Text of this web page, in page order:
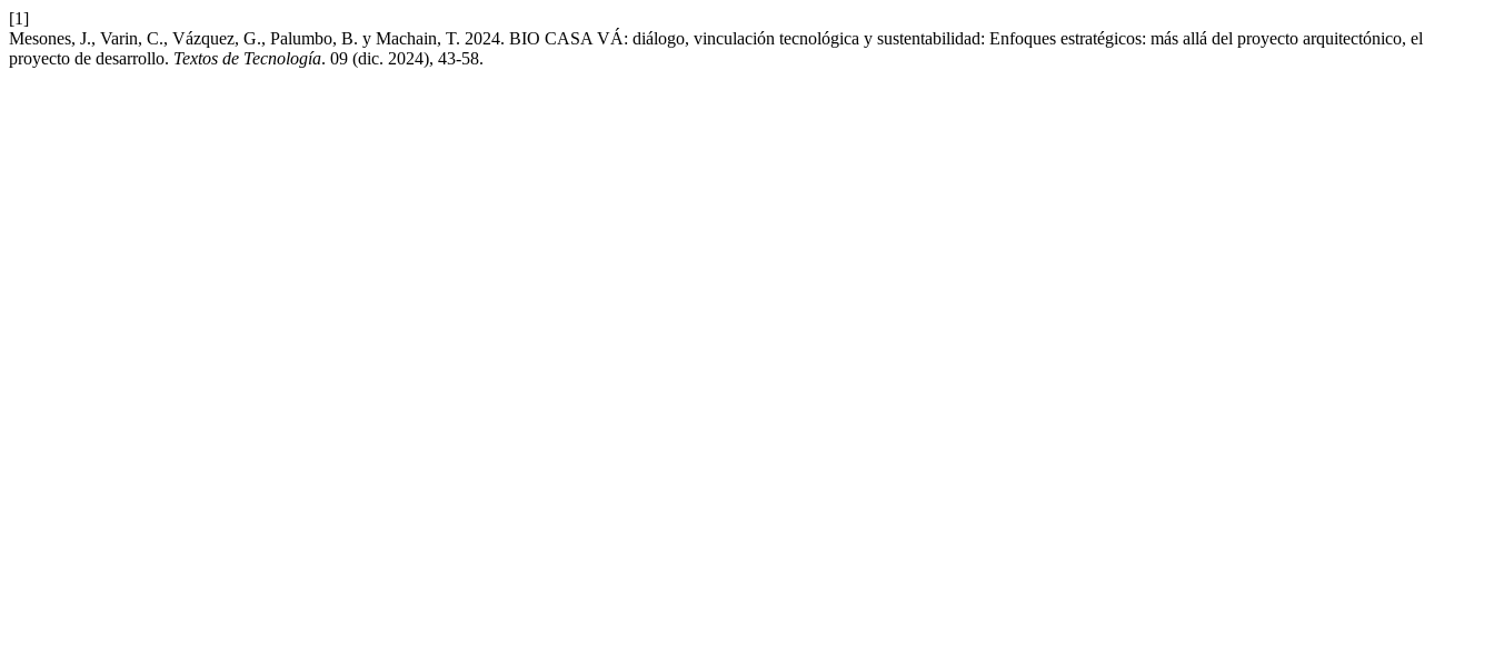
[1]
Mesones, J., Varin, C., Vázquez, G., Palumbo, B. y Machain, T. 2024. BIO CASA VÁ: diálogo, vinculación tecnológica y sustentabilidad: Enfoques estratégicos: más allá del proyecto arquitectónico, el
proyecto de desarrollo. Textos de Tecnología. 09 (dic. 2024), 43-58.